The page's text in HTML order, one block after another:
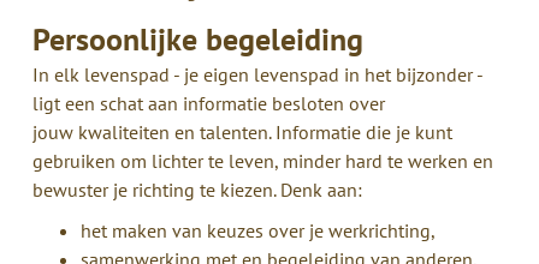
Persoonlijke begeleiding
In elk levenspad - je eigen levenspad in het bijzonder -
ligt een schat aan informatie besloten over
jouw kwaliteiten en talenten. Informatie die je kunt
gebruiken om lichter te leven, minder hard te werken en
bewuster je richting te kiezen. Denk aan:
het maken van keuzes over je werkrichting,